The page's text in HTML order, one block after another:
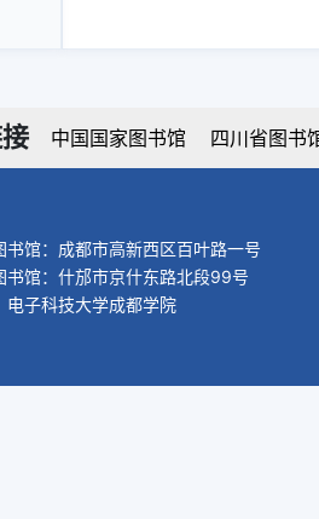
中国国家图书馆 四川省图书
书馆：成都市高新西区百叶路一号
书馆：什邡市京什东路北段99号
电子科技大学成都学院